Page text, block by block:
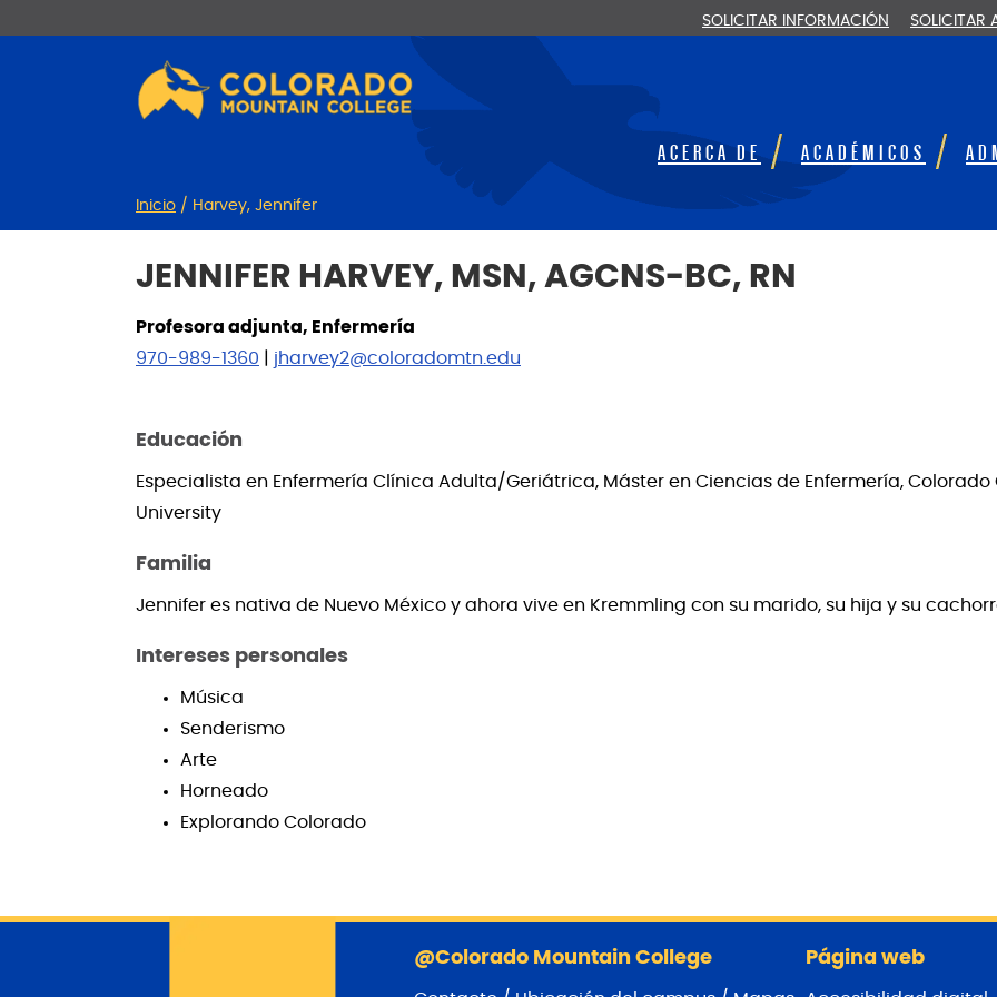
SOLICITAR INFORMACIÓN SOLICITAR
ACERCA DE ACADÉMICOS
Inicio / Harvey, Jennifer
JENNIFER HARVEY, MSN, AGCNS-BC, RN
Profesora adjunta, Enfermería
970-989-1360
jharvey2@coloradomtn.edu
Educación
Especialista en Enfermería Clínica Adulta/Geriátrica, Máster en Ciencias de Enfermería, Colorado
University
Familia
Jennifer es nativa de Nuevo México y ahora vive en Kremmling con su marido, su hija y su
Intereses personales
Música
Senderismo
Arte
Horneado
Explorando Colorado
@Colorado Mountain College Página web